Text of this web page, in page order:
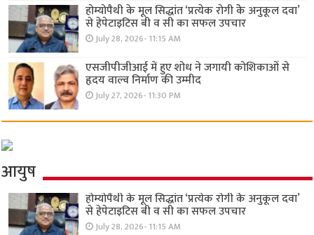
होम्योपैथी के मूल सिद्धांत ‘प्रत्येक रोगी केे अनुकूल दवा’
से हेपेटाइटिस बी व सी का सफल उपचार
July 28, 2026- 11:15 AM
एसजीपीजीआई में हुए शोध ने जगायी कोशिकाओं से
हृदय वाल्व निर्माण की उम्मीद
July 27, 2026- 11:30 PM
आयुष
होम्योपैथी के मूल सिद्धांत ‘प्रत्येक रोगी केे अनुकूल दवा’
से हेपेटाइटिस बी व सी का सफल उपचार
July 28, 2026- 11:15 AM